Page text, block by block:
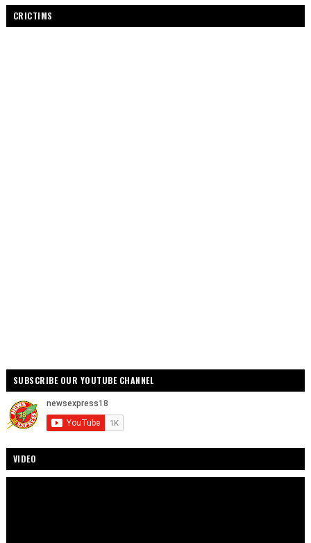
CRICTIMS
SUBSCRIBE OUR YOUTUBE CHANNEL
VIDEO